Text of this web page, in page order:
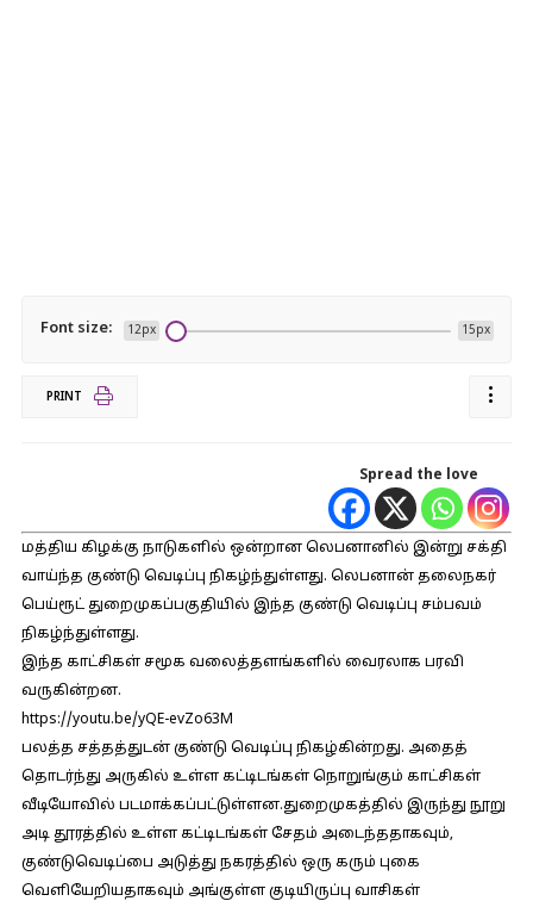
Font size: 12px 15px
PRINT
Spread the love
மத்திய கிழக்கு நாடுகளில் ஒன்றான லெபனானில் இன்று சக்தி
வாய்ந்த குண்டு வெடிப்பு நிகழ்ந்துள்ளது. லெபனான் தலைநகர்
பெய்ரூட் துறைமுகப்பகுதியில் இந்த குண்டு வெடிப்பு சம்பவம்
நிகழ்ந்துள்ளது.
இந்த காட்சிகள் சமூக வலைத்தளங்களில் வைரலாக பரவி
வருகின்றன.
https://youtu.be/yQE-evZo63M
பலத்த சத்தத்துடன் குண்டு வெடிப்பு நிகழ்கின்றது. அதைத்
தொடர்ந்து அருகில் உள்ள கட்டிடங்கள் நொறுங்கும் காட்சிகள்
வீடியோவில் படமாக்கப்பட்டுள்ளன.துறைமுகத்தில் இருந்து நூறு
அடி தூரத்தில் உள்ள கட்டிடங்கள் சேதம் அடைந்ததாகவும்,
குண்டுவெடிப்பை அடுத்து நகரத்தில் ஒரு கரும் புகை
வெளியேறியதாகவும் அங்குள்ள குடியிருப்பு வாசிகள்